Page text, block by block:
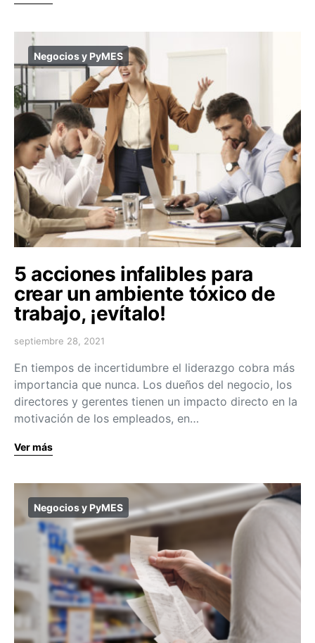
Negocios y PyMES
5 acciones infalibles para
crear un ambiente tóxico de
trabajo, ¡evítalo!
septiembre 28, 2021
En tiempos de incertidumbre el liderazgo cobra más
importancia que nunca. Los dueños del negocio, los
directores y gerentes tienen un impacto directo en la
motivación de los empleados, en…
Ver más
Negocios y PyMES